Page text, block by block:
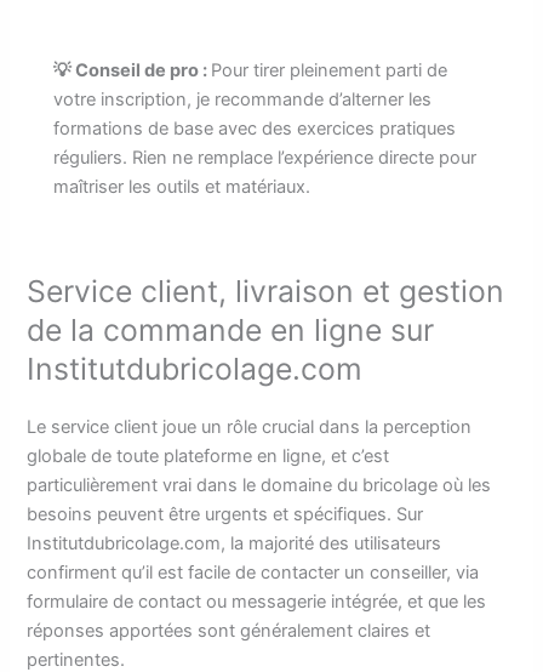
💡 Conseil de pro : Pour tirer pleinement parti de
votre inscription, je recommande d’alterner les
formations de base avec des exercices pratiques
réguliers. Rien ne remplace l’expérience directe pour
maîtriser les outils et matériaux.
Service client, livraison et gestion
de la commande en ligne sur
Institutdubricolage.com
Le service client joue un rôle crucial dans la perception
globale de toute plateforme en ligne, et c’est
particulièrement vrai dans le domaine du bricolage où les
besoins peuvent être urgents et spécifiques. Sur
Institutdubricolage.com, la majorité des utilisateurs
confirment qu’il est facile de contacter un conseiller, via
formulaire de contact ou messagerie intégrée, et que les
réponses apportées sont généralement claires et
pertinentes.